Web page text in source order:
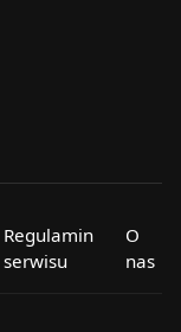
Regulamin
serwisu
O
nas